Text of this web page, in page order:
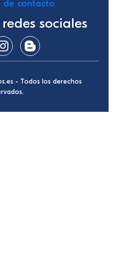
de contacto
sociales
- Todos los derechos